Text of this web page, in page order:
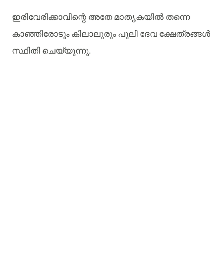
ഇരിവേരിക്കാവിന്റെ അതേ മാതൃകയിൽ തന്നെ
കാഞ്ഞിരോടും കിലാലുരും പുലി ദേവ ക്ഷേത്രങ്ങൾ
സ്ഥിതി ചെയ്യുന്നു.